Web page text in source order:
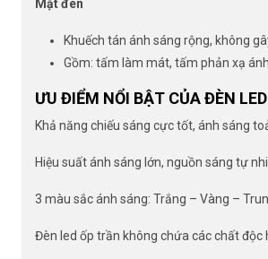
Mặt đèn
Khuếch tán ánh sáng rộng, không
Gồm: tấm làm mát, tấm phản xạ
ƯU ĐIỂM NỔI BẬT CỦA ĐÈN
Khả năng chiếu sáng cực tốt, ánh sáng
Hiệu suất ánh sáng lớn, nguồn sáng tự
3 màu sắc ánh sáng: Trắng – Vàng –
Đèn led ốp trần không chứa các chất độc